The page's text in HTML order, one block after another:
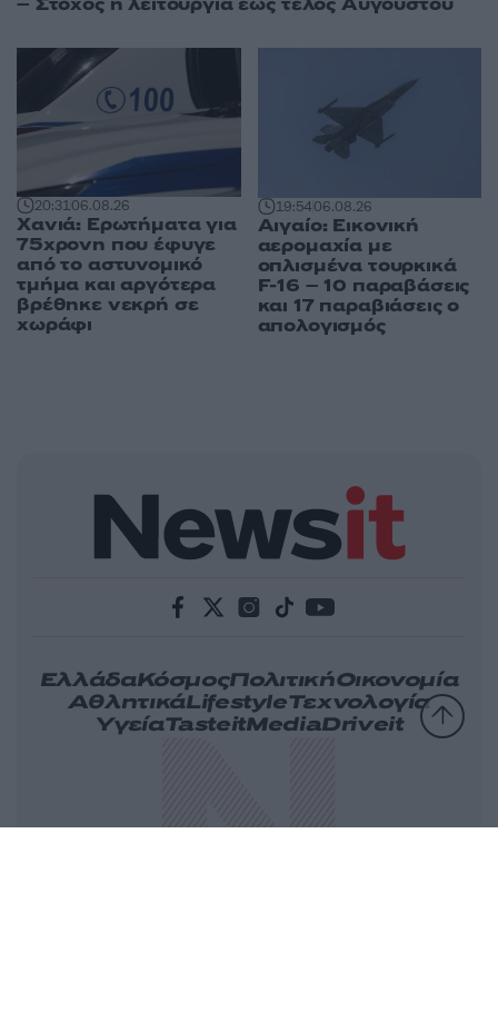
20:3106.08.26
Χανιά: Ερωτήματα για
75χρονη που έφυγε
από το αστυνομικό
τμήμα και αργότερα
βρέθηκε νεκρή σε
χωράφι
19:5406.08.26
Αιγαίο: Εικονική
αερομαχία με
οπλισμένα τουρκικά
F-16 – 10 παραβάσεις
και 17 παραβιάσεις ο
απολογισμός
ΕλλάδαΚόσμοςΠολιτικήΟικονομία
ΑθλητικάLifestyleΤεχνολογία
ΥγείαTasteitMediaDriveit